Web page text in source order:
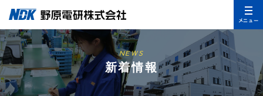
メニュー
NEWS
新着情報